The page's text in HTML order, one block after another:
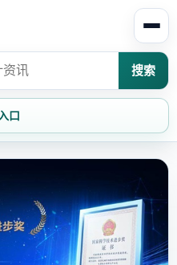
搜索
口
家居欣赏
装修设计